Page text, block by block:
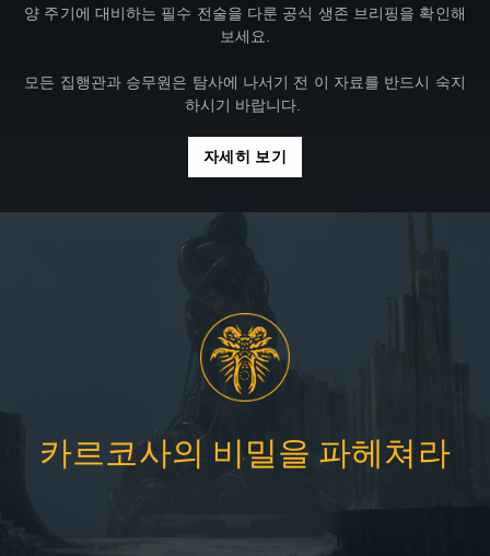
양 주기에 대비하는 필수 전술을 다룬 공식 생존 브리핑을 확인해
보세요.
모든 집행관과 승무원은 탐사에 나서기 전 이 자료를 반드시 숙지
하시기 바랍니다.
자세히 보기
카르코사의 비밀을 파헤쳐라